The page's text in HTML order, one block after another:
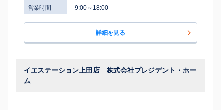
営業時間
9:00～18:00
詳細を見る
イエステーション上田店 株式会社プレジデント・ホー
ム